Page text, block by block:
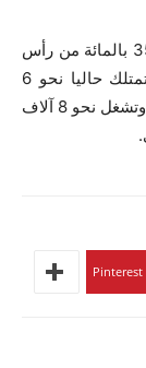
يذكر أن اتصالات تونس المملوكة للدولة فتحت 35 بالمائة من رأس
مالها لشركاء إماراتيين منذ سنة 2006، وهي تمتلك حاليا نحو 6
ملايين مشترك في خدمتي الهاتف القار والجوال وتشغل نحو 8 آلاف
Pinterest